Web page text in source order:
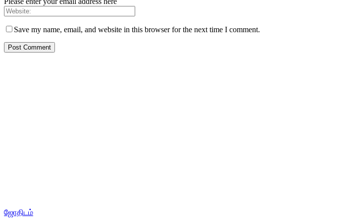
Save my name, email, and website in this browser for the next time I comment.
ஜோதிடம்